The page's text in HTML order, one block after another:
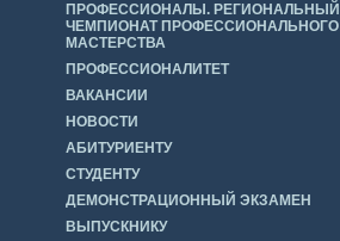
ПРОФЕССИОНАЛЫ. РЕГИОНАЛЬНЫЙ
ЧЕМПИОНАТ ПРОФЕССИОНАЛЬНОГО
МАСТЕРСТВА
ПРОФЕССИОНАЛИТЕТ
ВАКАНСИИ
НОВОСТИ
АБИТУРИЕНТУ
СТУДЕНТУ
ДЕМОНСТРАЦИОННЫЙ ЭКЗАМЕН
ВЫПУСКНИКУ